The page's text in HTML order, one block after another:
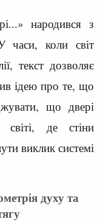
народився з
часи, коли світ
текст дозволяє
ідею про те, що
що двері
де стіни
виклик системі
духу та